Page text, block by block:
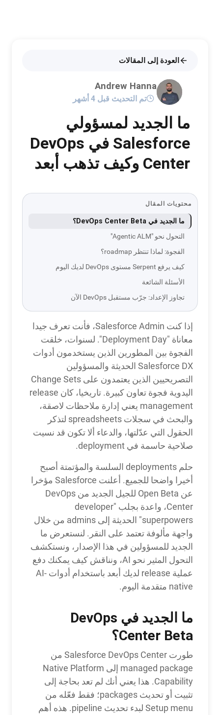
العودة إلى المقالات
Andrew Hanna
تم التحديث قبل 4 أشهر
ما الجديد لمسؤولي
Salesforce في DevOps
Center وكيف تذهب أبعد
محتويات المقال
ما الجديد في DevOps Center Beta؟
التحول نحو "Agentic ALM"
الفجوة: لماذا تنتظر roadmap؟
كيف يرفع Serpent مستوى DevOps لديك اليوم
الأسئلة الشائعة
تجاوز الإعداد: جرّب مستقبل DevOps الآن
إذا كنت Salesforce Admin، فأنت تعرف جيدا
معاناة "Deployment Day". لسنوات، خلقت
الفجوة بين المطورين الذين يستخدمون أدوات
Salesforce DX الحديثة والمسؤولين
التصريحيين الذين يعتمدون على Change Sets
اليدوية فجوة تعاون كبيرة. تاريخيا، كان release
management يعني إدارة ملاحظات لاصقة،
والبحث في سجلات spreadsheets لتذكر
الحقول التي عدّلتها، والدعاء ألا تكون قد نسيت
صلاحية حاسمة في deployment.
حلم deployments السلسة والمؤتمتة أصبح
أخيرا واضحا للجميع. أعلنت Salesforce مؤخرا
عن Open Beta للجيل الجديد من DevOps
Center، واعدة بجلب "developer
superpowers" الحديثة إلى admins من خلال
واجهة مألوفة تعتمد على النقر. لنستعرض ما
الجديد للمسؤولين في هذا الإصدار، ونستكشف
التحول المثير نحو AI، ونناقش كيف يمكنك دفع
عملية release لديك أبعد باستخدام أدوات AI-
native متقدمة اليوم.
ما الجديد في DevOps
Center Beta؟
طورت Salesforce DevOps Center من
managed package إلى Native Platform
Capability. هذا يعني أنك لم تعد بحاجة إلى
تثبيت أو تحديث packages؛ فقط فعّله من
Setup menu لبدء تحديث pipeline. هذه أهم